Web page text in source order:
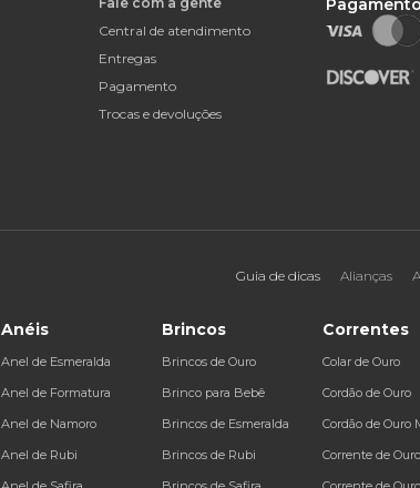
Central de atendimento
Entregas
Pagamento
Trocas e devoluções
Pagamento
Guia de dicas Alianças
Anéis
Anel de Esmeralda
Anel de Formatura
Anel de Namoro
Anel de Rubi
Brincos
Brincos de Ouro
Brinco para Bebê
Brincos de Esmeralda
Brincos de Rubi
Correntes
Colar de Ouro
Cordão de Ouro
Cordão de Ouro
Corrente de Ouro